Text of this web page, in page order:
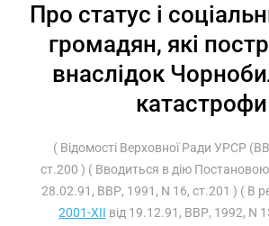
Про статус і
громадян, які
внаслідок
катастрофи
( Відомості Верховної Ради УРСР
ст.200 ) ( Вводиться в дію
28.02.91, ВВР, 1991, N 16, ст.201 ) ( В
2001-XII від 19.12.91, ВВР, 1992, N